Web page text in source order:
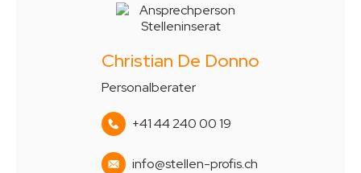
Christian De Donno
Personalberater
+41 44 240 00 19
info@stellen-profis.ch